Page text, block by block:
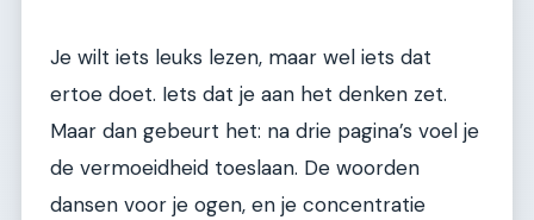
Je wilt iets leuks lezen, maar wel iets dat
ertoe doet. Iets dat je aan het denken zet.
Maar dan gebeurt het: na drie pagina’s voel je
de vermoeidheid toeslaan. De woorden
dansen voor je ogen, en je concentratie